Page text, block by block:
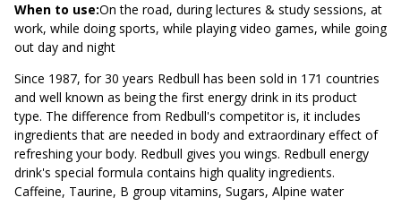
When to use:On the road, during lectures & study sessions, at
work, while doing sports, while playing video games, while going
out day and night
Since 1987, for 30 years Redbull has been sold in 171 countries
and well known as being the first energy drink in its product
type. The difference from Redbull's competitor is, it includes
ingredients that are needed in body and extraordinary effect of
refreshing your body. Redbull gives you wings. Redbull energy
drink's special formula contains high quality ingredients.
Caffeine, Taurine, B group vitamins, Sugars, Alpine water